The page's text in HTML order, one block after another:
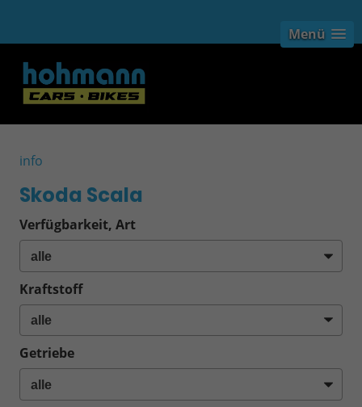
Menü
info
Skoda Scala
Verfügbarkeit, Art
Kraftstoff
Getriebe